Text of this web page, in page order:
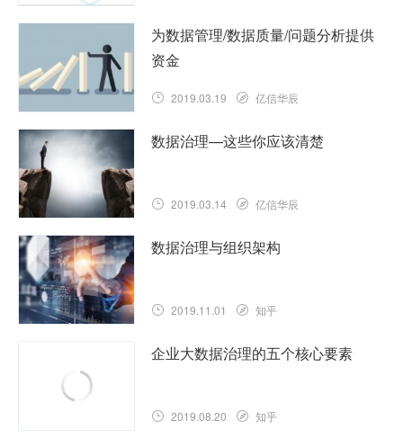
为数据管理/数据质量/问题分析提供
资金
2019.03.19 亿信华辰
数据治理—这些你应该清楚
2019.03.14 亿信华辰
数据治理与组织架构
2019.11.01 知乎
企业大数据治理的五个核心要素
2019.08.20 知乎